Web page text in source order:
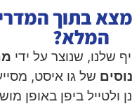
בתוך
המלא?
שלנו, שנוצר על ידי
של גו איסט,
ולטייל ביפן באופן